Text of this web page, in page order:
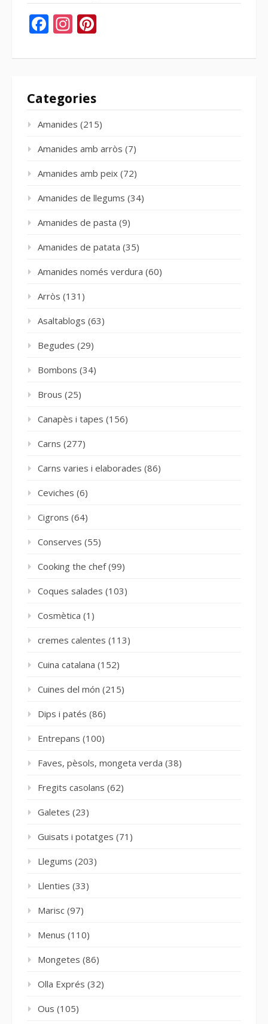
Facebook
Instagram
Categories
Amanides (215)
Amanides amb arròs (7)
Amanides amb peix (72)
Amanides de llegums (34)
Amanides de pasta (9)
Amanides de patata (35)
Amanides només verdura (60)
Arròs (131)
Asaltablogs (63)
Begudes (29)
Bombons (34)
Brous (25)
Canapès i tapes (156)
Carns (277)
Carns varies i elaborades (86)
Ceviches (6)
Cigrons (64)
Conserves (55)
Cooking the chef(99)
Coques salades (103)
Cosmètica (1)
cremes calentes (113)
Cuina catalana (152)
Cuines del món (215)
Dips i patés (86)
Entrepans (100)
Faves, pèsols, mongeta verda (38)
Fregits casolans (62)
Galetes (23)
Guisats i potatges (71)
Llegums (203)
Llenties (33)
Marisc (97)
Menus (110)
Mongetes (86)
Olla Exprés (32)
Ous (105)